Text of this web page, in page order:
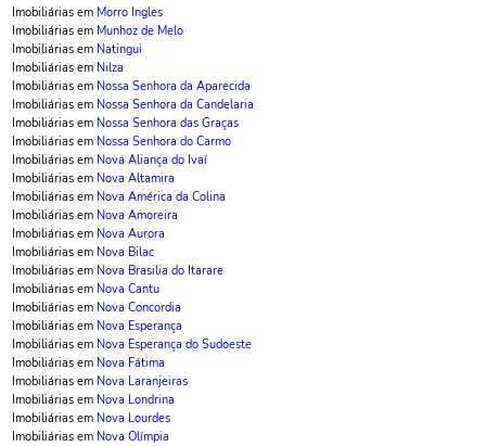
Imobiliárias em Morro Ingles
Imobiliárias em Munhoz de Melo
Imobiliárias em Natingui
Imobiliárias em Nilza
Imobiliárias em Nossa Senhora da Aparecida
Imobiliárias em Nossa Senhora da Candelaria
Imobiliárias em Nossa Senhora das Graças
Imobiliárias em Nossa Senhora do Carmo
Imobiliárias em Nova Aliança do Ivaí
Imobiliárias em Nova Altamira
Imobiliárias em Nova América da Colina
Imobiliárias em Nova Amoreira
Imobiliárias em Nova Aurora
Imobiliárias em Nova Bilac
Imobiliárias em Nova Brasilia do Itarare
Imobiliárias em Nova Cantu
Imobiliárias em Nova Concordia
Imobiliárias em Nova Esperança
Imobiliárias em Nova Esperança do Sudoeste
Imobiliárias em Nova Fátima
Imobiliárias em Nova Laranjeiras
Imobiliárias em Nova Londrina
Imobiliárias em Nova Lourdes
Imobiliárias em Nova Olímpia